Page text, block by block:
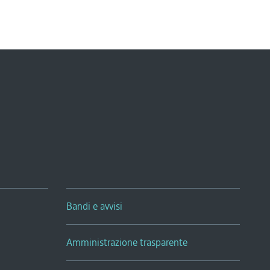
Bandi e avvisi
Amministrazione trasparente